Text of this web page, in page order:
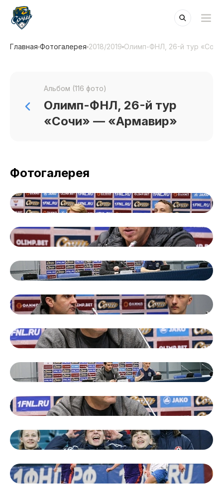
Главная Фотогалерея 2018/2019 Олимп-ФНЛ, 26-й тур
Альбом (116 фото)
Олимп-ФНЛ, 26-й тур
«Сочи» — «Армавир»
Фотогалерея